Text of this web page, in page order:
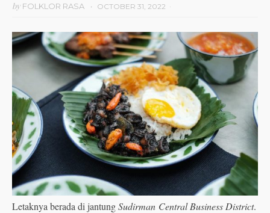
byFOLKLOR RASA OCTOBER 31, 2022
Letaknya berada di jantungSudirman Central Business District.